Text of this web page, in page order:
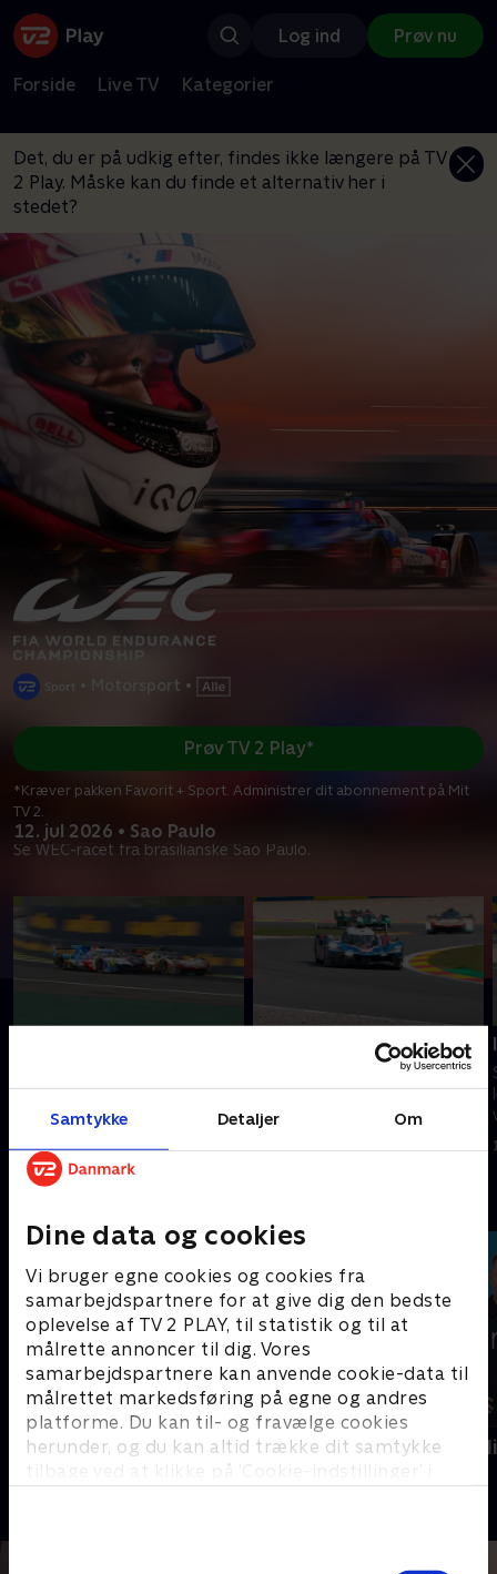
Samtykke Detaljer Om
Dine data og cookies
Vi bruger egne cookies og cookies fra
samarbejdspartnere for at give dig den bedste
oplevelse af TV 2 PLAY, til statistik og til at
målrette annoncer til dig. Vores
samarbejdspartnere kan anvende cookie-data til
målrettet markedsføring på egne og andres
platforme. Du kan til- og fravælge cookies
herunder, og du kan altid trække dit samtykke
tilbage ved at klikke på ’Cookie-indstillinger’ i
Log ind Prøv nu
Forside Live TV Kategorier
Det, du er på udkig efter, findes ikke længere på TV
2 Play. Måske kan du finde et alternativ her i
stedet?
• Motorsport •
12. jul 2026 • Sao Paulo
Se WEC-racet fra brasilianske Sao Paulo.
Prøv TV 2 Play*
*Kræver pakken Favorit + Sport. Administrer dit abonnement på Mit
TV 2.
Sao Paulo.
12. juli 2026 • 423 min
Spa-Francorchamps
Se WEC-racet fra belgiske Spa-
Francorchamps.
9. maj 2026 • 425 min
Vinter-OL - Bobslæde